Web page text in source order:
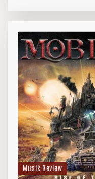
Musik Review